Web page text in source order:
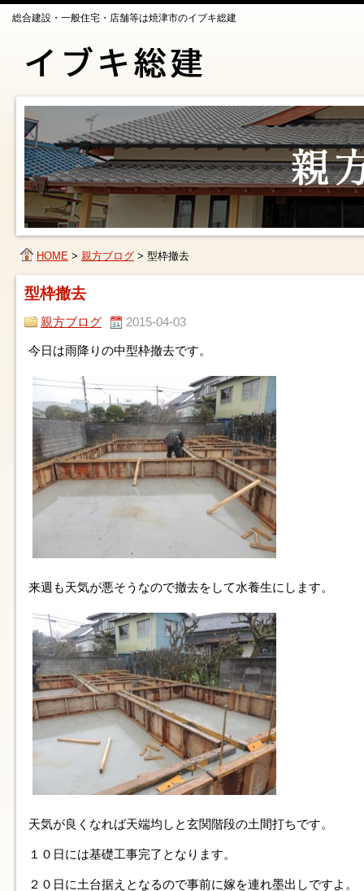
総合建設・一般住宅・店舗等は焼津市のイブキ総建
HOME > 親方ブログ > 型枠撤去
型枠撤去
親方ブログ 2015-04-03
今日は雨降りの中型枠撤去です。
来週も天気が悪そうなので撤去をして水養生にします。
天気が良くなれば天端均しと玄関階段の土間打ちです。
１０日には基礎工事完了となります。
２０日に土台据えとなるので事前に嫁を連れ墨出しですよ。